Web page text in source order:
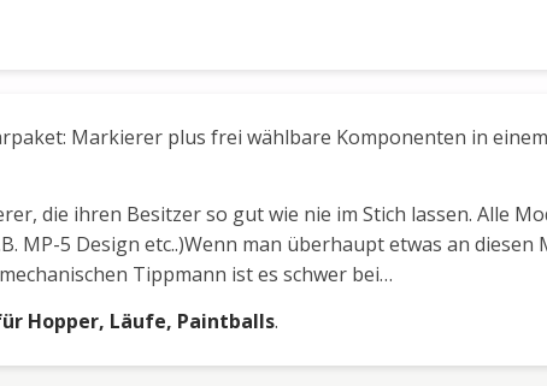
Markierer plus frei wählbare Komponenten in
die ihren Besitzer so gut wie nie im Stich lassen. Alle
MP-5 Design etc..)Wenn man überhaupt etwas an
Tippmann ist es schwer bei…
Hopper, Läufe, Paintballs.